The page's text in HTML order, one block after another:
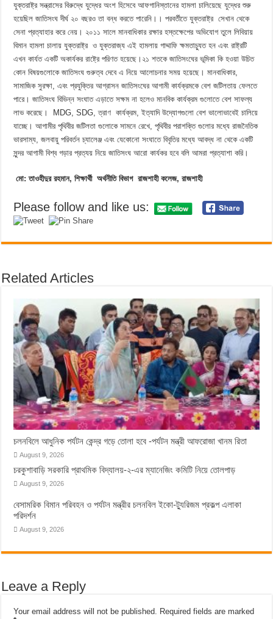
যুক্তরাষ্ট্র সন্ত্রাসের বিরুদ্ধে যুদ্ধের অংশ হিসেবে আফগানিস্তানের হামলা চালিয়েছে যুদ্ধের শুরু
হয়েছিল জাতিসংঘ দীর্ঘ ২০ বছরও তা বন্ধ করতে পারেনি।। পরবর্তীতে যুক্তরাষ্ট্র সেখান থেকে
সেনা প্রত্যাহার করে নেয়। ২০১১ সালে মানবাধিকার রক্ষার হস্তক্ষেপের অভিযোগ তুলে লিবিয়ায়
বিমান হামলা চালায় যুক্তরাষ্ট্র ও যুক্তরাজ্য এই হামলায় গাদ্দাফি ক্ষমতাচ্যুত হন এবং রাষ্ট্রটি
এখন কার্যত একটি অকার্যকর রাষ্ট্রে পরিণত হয়েছে।‎২১ শতকে জাতিসংঘের ভূমিকা কি হওয়া উচিত
কোন বিষয়গুলোকে জাতিসংঘ গুরুত্ব দেবে এ নিয়ে আলোচনার সময় হয়েছে। মানবাধিকার,
সামাজিক সুরক্ষা, এবং প্রযুক্তির আগ্রাসন জাতিসংঘের আগামী কার্যক্রমকে বেশ জটিলতায় ফেলতে
পারে। জাতিসংঘ বিভিন্ন সংঘাত এড়াতে সক্ষম না হলেও মানবিক কার্যক্রম গুলোতে বেশ সাফল্য
লাভ করেছে। MDG, SDG, ত্রাণ কার্যক্রম, ইত্যাদি উদ্যোগগুলো বেশ ভালোভাবেই চালিয়ে
যাচ্ছে। আগামীর পৃথিবীর জটিলতা গুলোকে সামনে রেখে, পৃথিবীর পরাশক্তি গুলোর মধ্যে রাজনৈতিক
ভারসাম্য, জলবায়ু পরিবর্তন চ্যালেঞ্জ এবং যেকোনো সংঘাতে বিবৃতির মধ্যে আবদ্ধ না থেকে একটি
সুন্দর আগামী বিশ্ব গড়ার প্রত্যয় নিয়ে জাতিসংঘ আরো কার্যকর হবে বলি আমরা প্রত্যাশা করি।
মো: তাওহীদুর রহমান, শিক্ষার্থী অর্থনীতি বিভাগ রাজশাহী কলেজ, রাজশাহী
Please follow and like us:
Related Articles
চলনবিলে আধুনিক পর্যটন কেন্দ্র গড়ে তোলা হবে -পর্যটন মন্ত্রী আফরোজা খানম রিতা
August 9, 2026
চরকুশাবাড়ি সরকারি প্রাথমিক বিদ্যালয়-২-এর ম্যানেজিং কমিটি নিয়ে তোলপাড়
August 9, 2026
বেসামরিক বিমান পরিবহন ও পর্যটন মন্ত্রীর চলনবিল ইকো-ট্যুরিজম প্রকল্প এলাকা
পরিদর্শন
August 9, 2026
Leave a Reply
Your email address will not be published. Required fields are marked